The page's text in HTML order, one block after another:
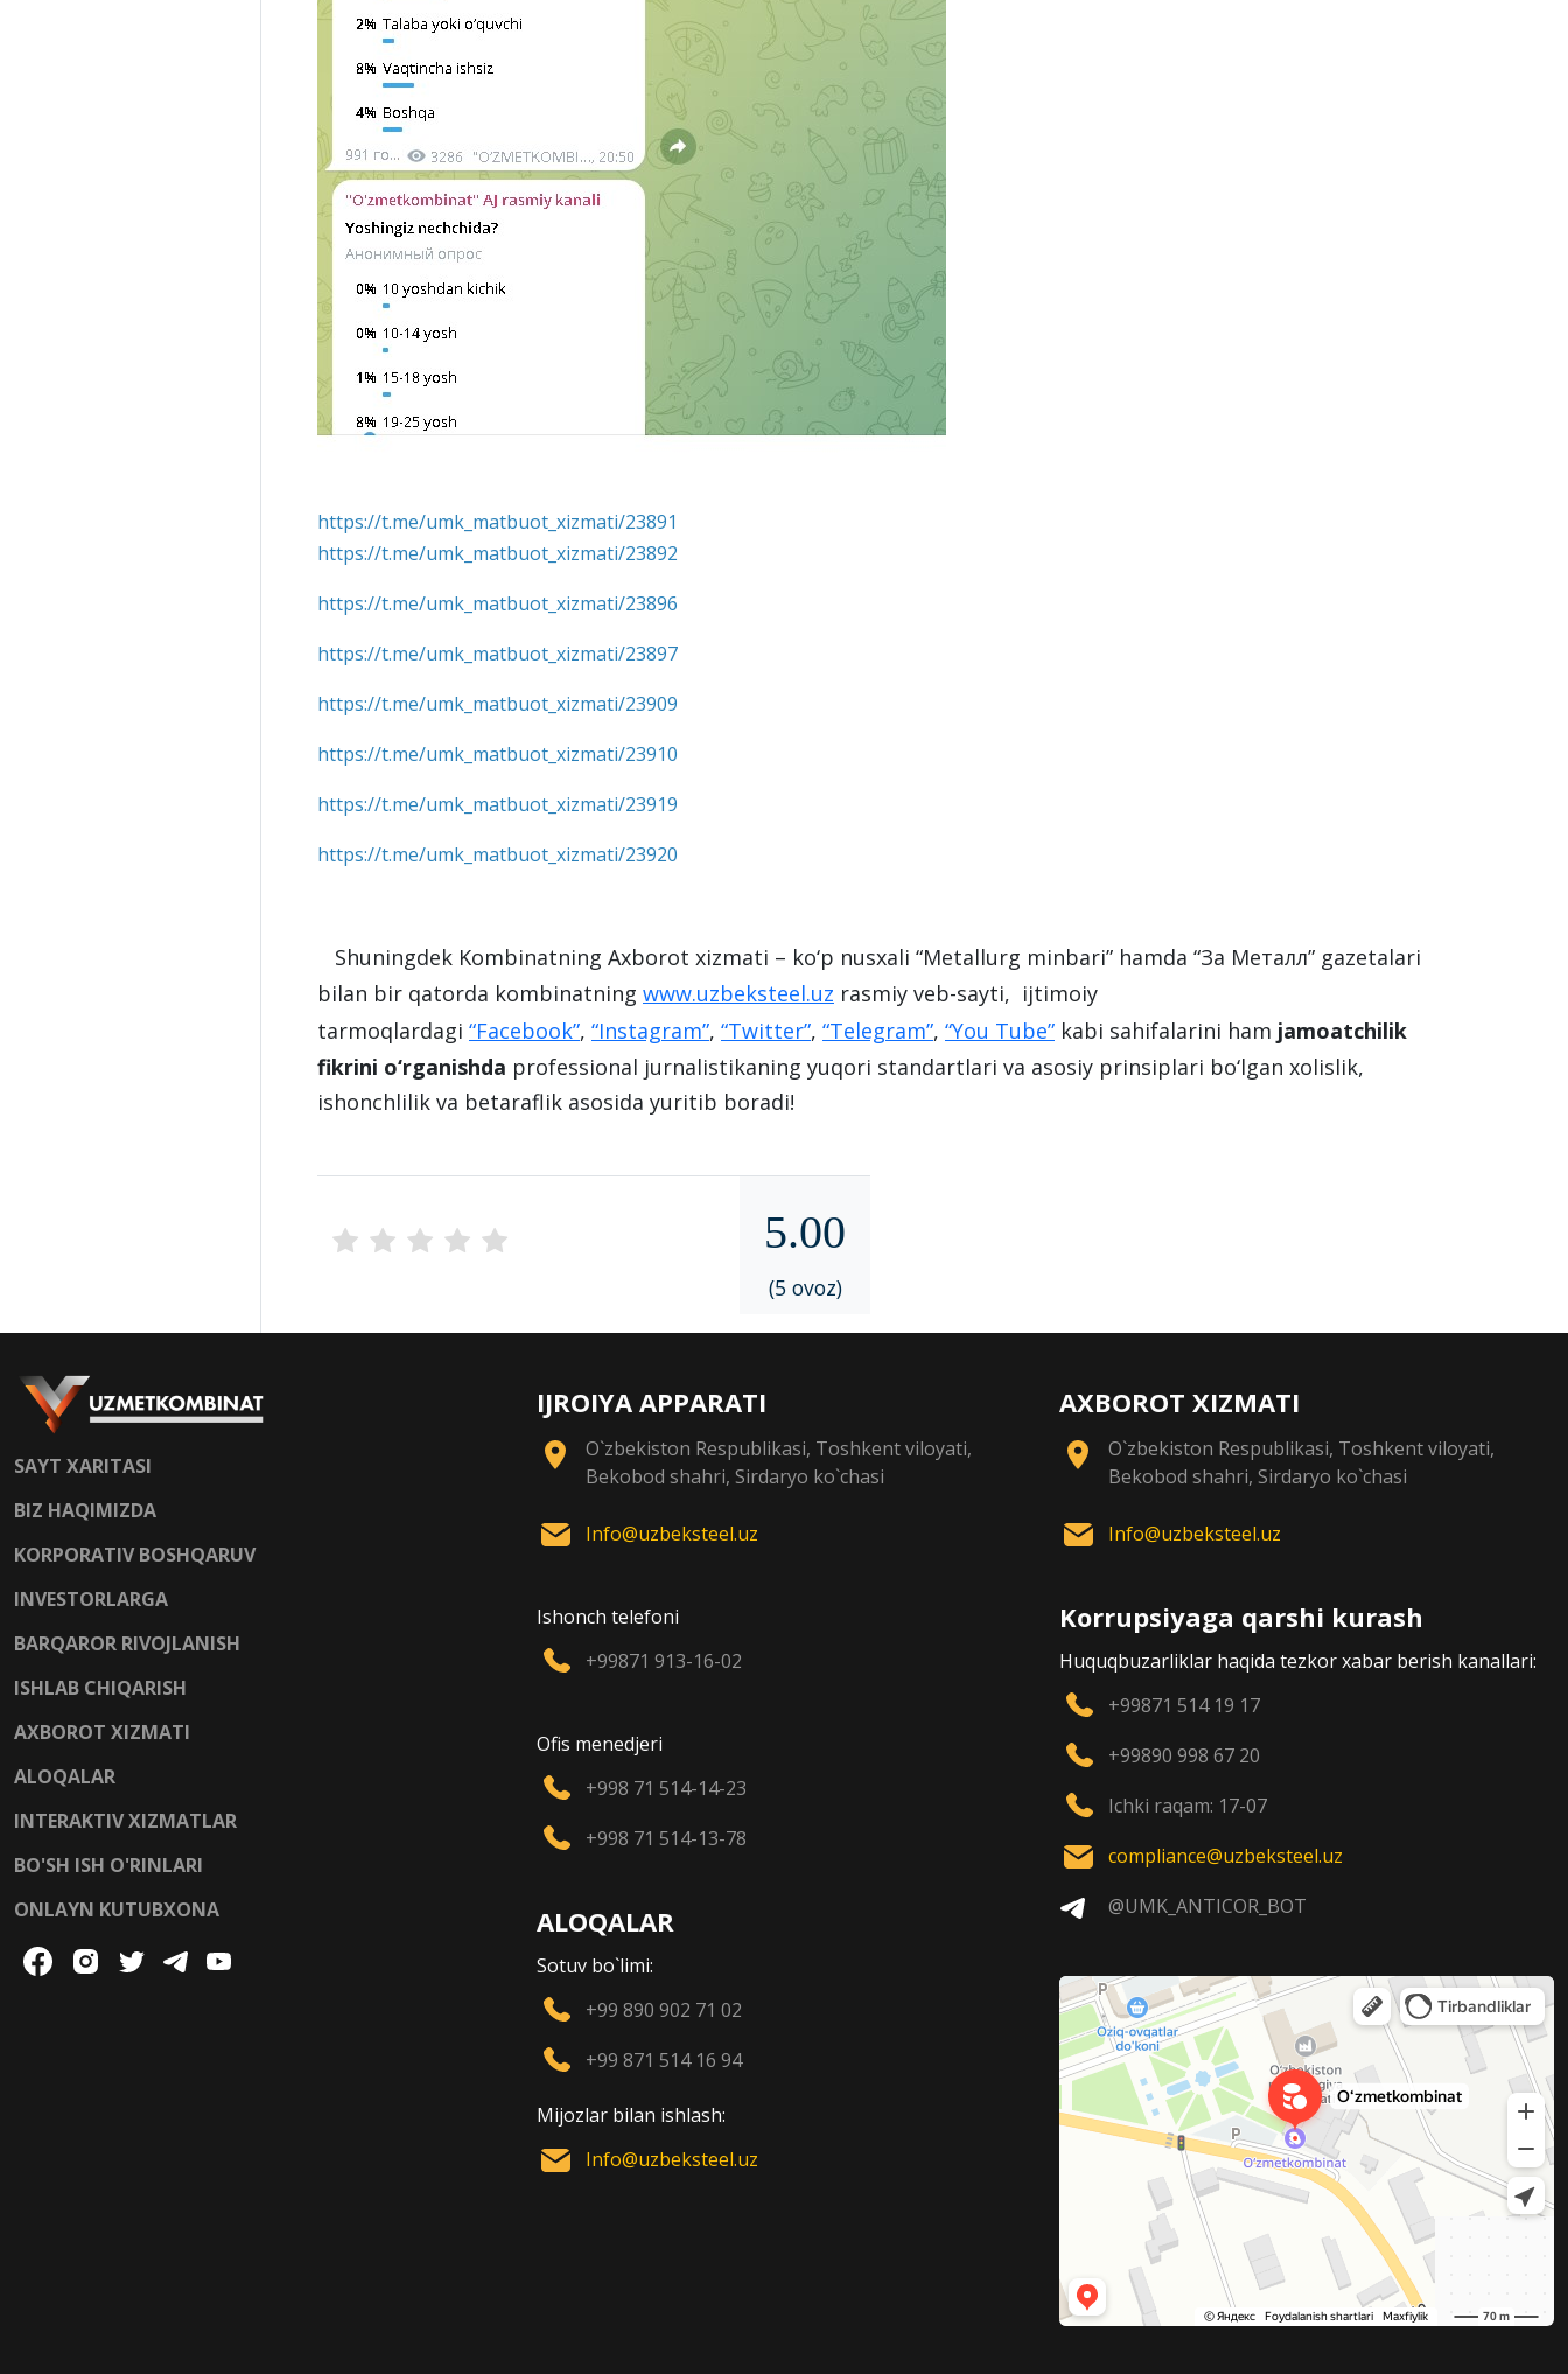
https://t.me/umk_matbuot_xizmati/23891
https://t.me/umk_matbuot_xizmati/23892
https://t.me/umk_matbuot_xizmati/23896
https://t.me/umk_matbuot_xizmati/23897
https://t.me/umk_matbuot_xizmati/23909
https://t.me/umk_matbuot_xizmati/23910
https://t.me/umk_matbuot_xizmati/23919
https://t.me/umk_matbuot_xizmati/23920
Shuningdek Kombinatning Axborot xizmati – ko‘p nusxali “Mеtallurg minbari” hamda “За Металл” gazеtalari
bilan bir qatorda kombinatning www.uzbeksteel.uz rasmiy veb-sayti, ijtimoiy
tarmoqlardagi “Facebook”, “Instagram”, “Twitter”, “Telegram”, “You Tube” kabi sahifalarini ham jamoatchilik
fikrini o‘rganishda professional jurnalistikaning yuqori standartlari va asosiy prinsiplari bo‘lgan xolislik,
ishonchlilik va betaraflik asosida yuritib boradi!
5.00
(5 ovoz)
SAYT XARITASI
BIZ HAQIMIZDA
KORPORATIV BOSHQARUV
INVESTORLARGA
BARQAROR RIVOJLANISH
ISHLAB CHIQARISH
AXBOROT XIZMATI
ALOQALAR
INTERAKTIV XIZMATLAR
BO'SH ISH O'RINLARI
ONLAYN KUTUBXONA
IJROIYA APPARATI
O`zbekiston Respublikasi, Toshkent viloyati,
Bekobod shahri, Sirdaryo ko`chasi
Info@uzbeksteel.uz
Ishonch telefoni
+99871 913-16-02
Ofis menedjeri
+998 71 514-14-23
+998 71 514-13-78
ALOQALAR
Sotuv bo`limi:
+99 890 902 71 02
+99 871 514 16 94
Mijozlar bilan ishlash:
Info@uzbeksteel.uz
AXBOROT XIZMATI
O`zbekiston Respublikasi, Toshkent viloyati,
Bekobod shahri, Sirdaryo ko`chasi
Info@uzbeksteel.uz
Korrupsiyaga qarshi kurash
Huquqbuzarliklar haqida tezkor xabar berish kanallari:
+99871 514 19 17
+99890 998 67 20
Ichki raqam: 17-07
compliance@uzbeksteel.uz
@UMK_ANTICOR_BOT